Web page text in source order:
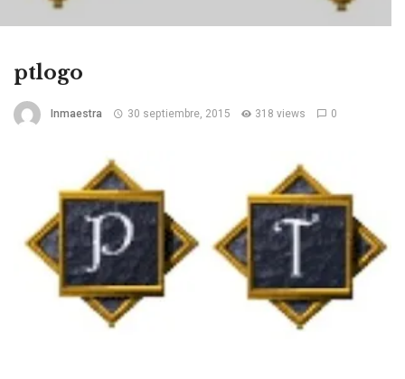
ptlogo
Inmaestra 30 septiembre, 2015 318 views 0